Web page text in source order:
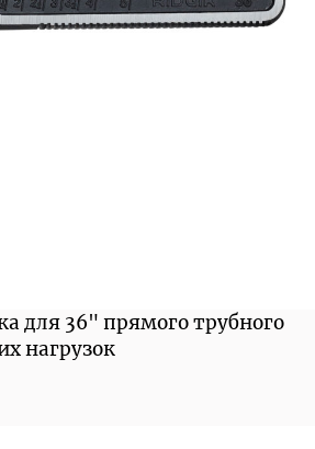
для 36" прямого трубного
нагрузок